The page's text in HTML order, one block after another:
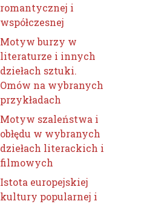
romantycznej i
współczesnej
Motyw burzy w
literaturze i innych
dziełach sztuki.
Omów na wybranych
przykładach
Motyw szaleństwa i
obłędu w wybranych
dziełach literackich i
filmowych
Istota europejskiej
kultury popularnej i